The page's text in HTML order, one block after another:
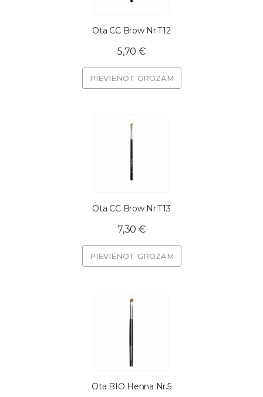
Ota CC Brow Nr.T12
5,70 €
PIEVIENOT GROZAM
Ota CC Brow Nr.T13
7,30 €
PIEVIENOT GROZAM
Ota BIO Henna Nr.5